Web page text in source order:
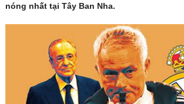
nóng nhất tại Tây Ban Nha.